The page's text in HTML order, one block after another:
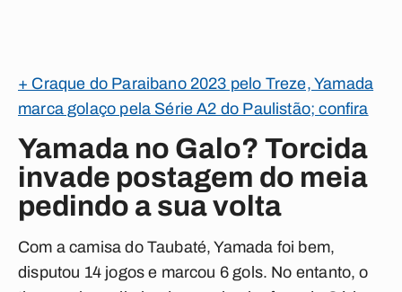
+ Craque do Paraibano 2023 pelo Treze, Yamada
marca golaço pela Série A2 do Paulistão; confira
Yamada no Galo? Torcida
invade postagem do meia
pedindo a sua volta
Com a camisa do Taubaté, Yamada foi bem,
disputou 14 jogos e marcou 6 gols. No entanto, o